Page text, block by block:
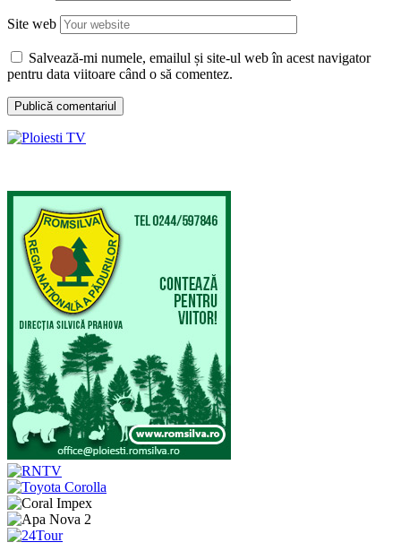
Site web
Salvează-mi numele, emailul și site-ul web în acest navigator
pentru data viitoare când o să comentez.